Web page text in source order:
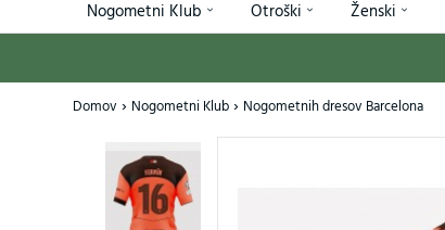
Nogometni Klub Otroški Ženski
Domov Nogometni Klub Nogometnih dresov Barcelona